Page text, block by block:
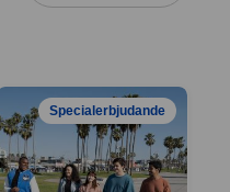
Specialerbjudande